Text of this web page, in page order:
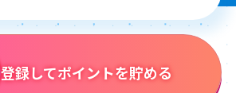
登録してポイントを貯める